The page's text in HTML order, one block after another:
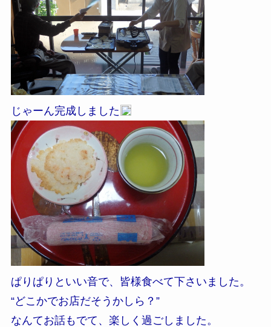
じゃーん完成しました
ぱりぱりといい音で、皆様食べて下さいました。
“どこかでお店だそうかしら？”
なんてお話もでて、楽しく過ごしました。